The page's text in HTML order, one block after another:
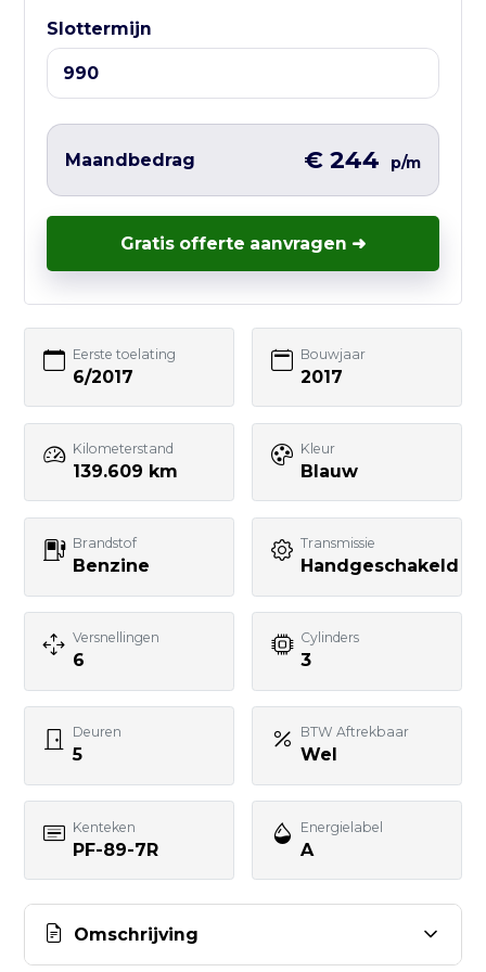
Liever direct contact?
Vul hieronder het korte formulier in en
E-mailadres
Telefoonnummer
Uw bericht
BERICHT VERSTUREN
Slottermijn
Maandbedrag € 244 p/m
Gratis offerte aanvragen ➜
Eerste toelating
6/2017
Bouwjaar
2017
Kilometerstand
139.609 km
Kleur
Blauw
Brandstof
Benzine
Transmissie
Handgeschakeld
Versnellingen
6
Cylinders
3
Deuren
5
BTW Aftrekbaar
Wel
Kenteken
PF-89-7R
Energielabel
A
Omschrijving